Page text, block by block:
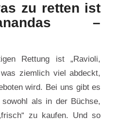
zu retten ist
–
Rettung ist „Ravioli,
ziemlich viel abdeckt,
wird. Bei uns gibt es
als in der Büchse,
zu kaufen. Und so